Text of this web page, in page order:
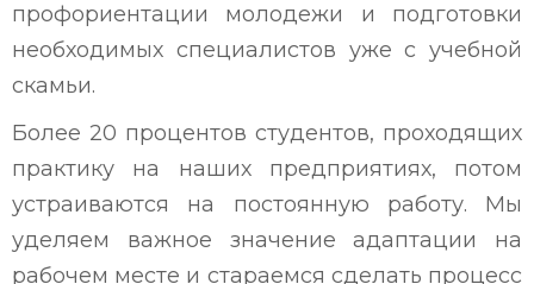
профориентации молодежи и подготовки
необходимых специалистов уже с учебной
скамьи.
Более 20 процентов студентов, проходящих
практику на наших предприятиях, потом
устраиваются на постоянную работу. Мы
уделяем важное значение адаптации на
рабочем месте и стараемся сделать процесс